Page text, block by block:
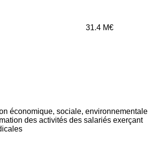
31.4 M€
économique, sociale, environnementale
des activités des salariés exerçant